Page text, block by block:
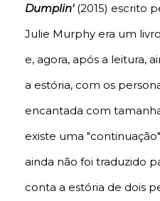
Dumplin'(2015) escrito
Julie Murphy era um
e, agora, após a leitura,
a estória, com os
encantada com
existe uma
ainda não foi traduzido
conta a estória de dois